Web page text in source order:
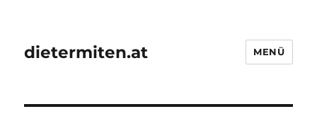
dietermiten.at MENÜ